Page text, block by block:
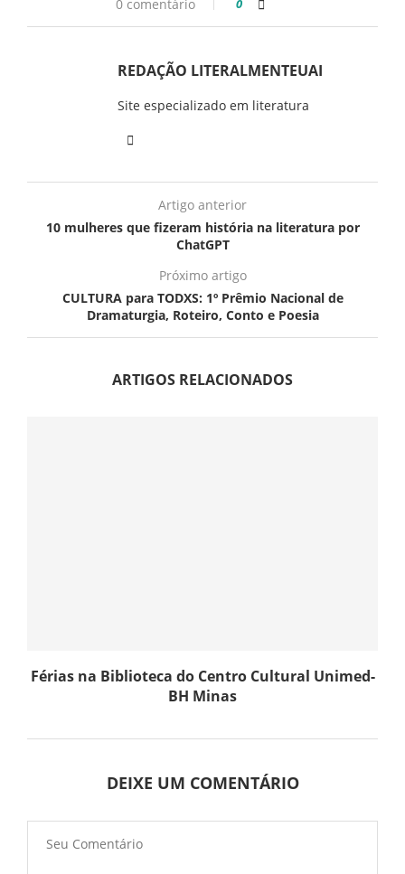
0 comentário 0
REDAÇÃO LITERALMENTEUAI
Site especializado em literatura
Artigo anterior
10 mulheres que fizeram história na literatura por
ChatGPT
Próximo artigo
CULTURA para TODXS: 1º Prêmio Nacional de
Dramaturgia, Roteiro, Conto e Poesia
ARTIGOS RELACIONADOS
Férias na Biblioteca do Centro Cultural Unimed-
BH Minas
DEIXE UM COMENTÁRIO